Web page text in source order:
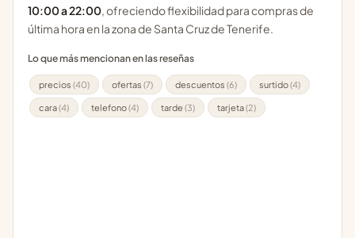
10:00 a 22:00 , ofreciendo flexibilidad para compras de
última hora en la zona de Santa Cruz de Tenerife.
Lo que más mencionan en las reseñas
precios (40) ofertas (7) descuentos (6) surtido(4)
cara(4) telefono(4) tarde (3) tarjeta(2)